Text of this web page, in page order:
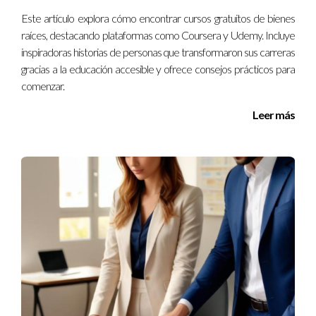
Malcolm X
Conclusión
Tomar la decisión de inscribirte en un curso en línea puede ser
profesional. Al igual que María, Juan y Ana, tú también puedes
educación. Recuerda que cada viaje comienza con un solo
paso; así que ¿por qué no dar ese paso hoy? Si sientes que
necesitas orientación sobre qué curso tomar o cómo
comenzar tu viaje educativo, no dudes en contactarme.
¿Listo para empezar? ¡Hablemos!
Preguntas Frecuentes
1. ¿Cómo puedo saber qué curso es adecuado
Este artículo explora cómo encontrar cursos gratuitos de bienes
raíces, destacando plataformas como Coursera y Udemy. Incluye
inspiradoras historias de personas que transformaron sus carreras
gracias a la educación accesible y ofrece consejos prácticos para
comenzar.
Leer más